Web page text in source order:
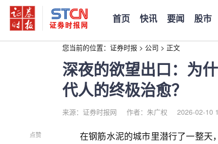
首页 快讯 要闻 股市
您当前的位置： 证券时报 > 公司 > 正文
深夜的欲望出口：为
代人的终极治愈？
来源：证券时报网 作者：朱广权 2026-02-10
点赞
在钢筋水泥的城市里潜行了一整天